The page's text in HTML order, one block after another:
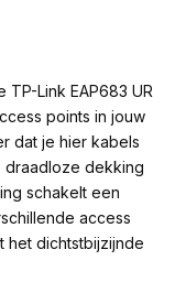
Link EAP683 UR
points in jouw
dat je hier kabels
draadloze dekking
schakelt een
access
het dichtstbijzijnde